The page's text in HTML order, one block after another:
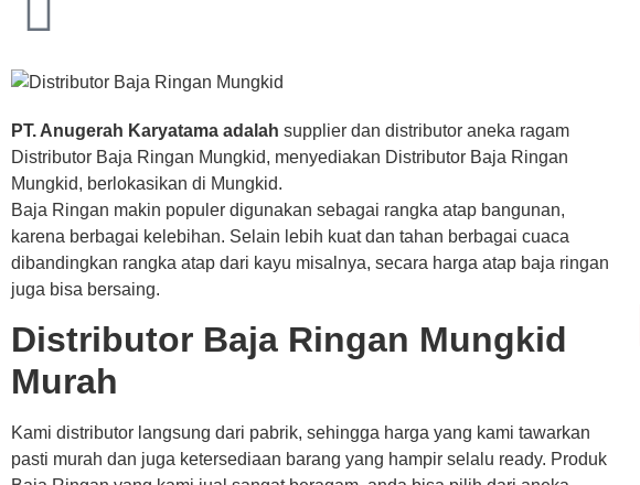
PT. Anugerah Karyatama adalah supplier dan distributor aneka ragam
Distributor Baja Ringan Mungkid, menyediakan Distributor Baja Ringan
Mungkid, berlokasikan di Mungkid.
Baja Ringan makin populer digunakan sebagai rangka atap bangunan,
karena berbagai kelebihan. Selain lebih kuat dan tahan berbagai cuaca
dibandingkan rangka atap dari kayu misalnya, secara harga atap baja ringan
juga bisa bersaing.
Distributor Baja Ringan Mungkid
Murah
Kami distributor langsung dari pabrik, sehingga harga yang kami tawarkan
pasti murah dan juga ketersediaan barang yang hampir selalu ready. Produk